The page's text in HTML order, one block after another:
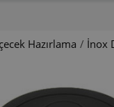
Hazırlama / İnox